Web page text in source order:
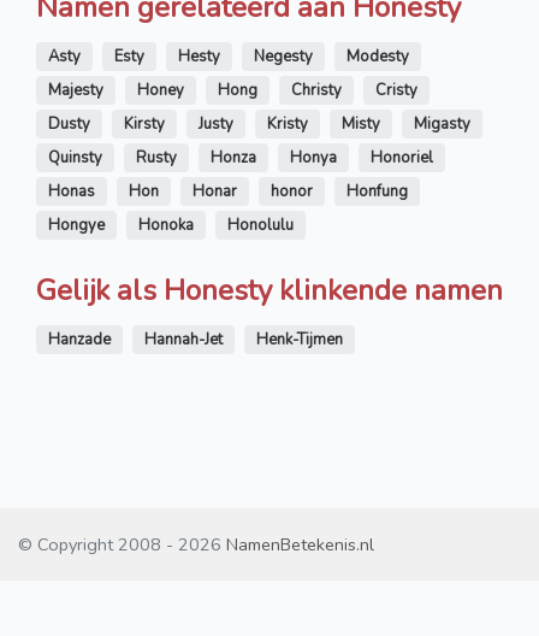
Asty Esty Hesty Negesty
Modesty
Majesty
Honey Hong Christy
Cristy
Dusty
Kirsty Justy Kristy Misty
Migasty
Quinsty
Rusty Honza Honya
Honoriel
Honas
Hon Honar honor
Honfung
Hongye
Honoka Honolulu
Gelijk als Honesty klinkende namen
Hanzade Hannah-Jet Henk-Tijmen
© Copyright 2008 - 2026 NamenBetekenis.nl